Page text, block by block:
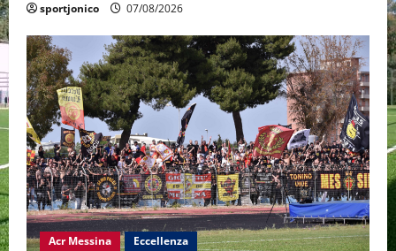
sportjonico 07/08/2026
Acr Messina Eccellenza